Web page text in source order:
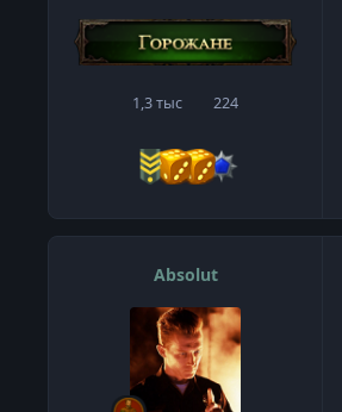
1,3 тыссообщения
224Репутация
Absolut